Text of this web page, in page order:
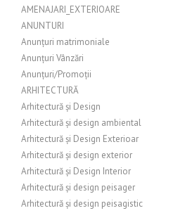
AMENAJARI_EXTERIOARE
ANUNTURI
Anunțuri matrimoniale
Anunțuri Vânzări
Anunțuri/Promoții
ARHITECTURĂ
Arhitectură și Design
Arhitectură și design ambiental
Arhitectură și Design Exterioar
Arhitectură și design exterior
Arhitectură și Design Interior
Arhitectură și design peisager
Arhitectură și design peisagistic